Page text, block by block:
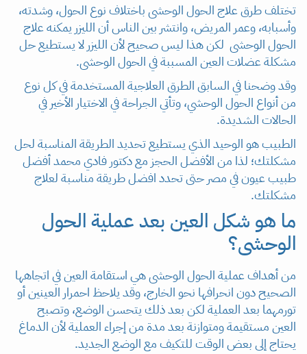
تختلف طرق علاج الحول الوحشى باختلاف نوع الحول، وشدته،
وأسبابه، وعمر المريض، وانتشر بين الناس أن الليزر يمكنه علاج
الحول الوحشى لكن هذا ليس صحيح لأن الليزر لا يستطيع حل
مشكلة عضلات العين المسببة في الحول الوحشى.
وقد وضحنا في السابق الطرق العلاجية المستخدمة في كل نوع
من أنواع الحول الوحشي، وتأتي الجراحة في الاختيار الأخير في
الحالات الشديدة.
الطبيب هو الوحيد الذي يستطيع تحديد الطريقة المناسبة لحل
مشكلتك؛ لذا من الأفضل الحجز مع دكتور فادي محمد أفضل
طبيب عيون في مصر حتى تحدد افضل طريقة مناسبة لعلاج
مشكلتك.
ما هو شكل العين بعد عملية الحول
الوحشى؟
من أهداف عملية الحول الوحشى هي استقامة العين في اتجاهها
الصحيح دون انحرافها نحو الخارج، وقد يلاحظ احمرار العينين أو
تورمهما بعد العملية لكن بعد ذلك يتحسن الوضع، وتصبح
العين مستقيمة ومتوازنة بعد مدة من إجراء العملية لأن الدماغ
يحتاج إلى بعض الوقت للتكيف مع الوضع الجديد.